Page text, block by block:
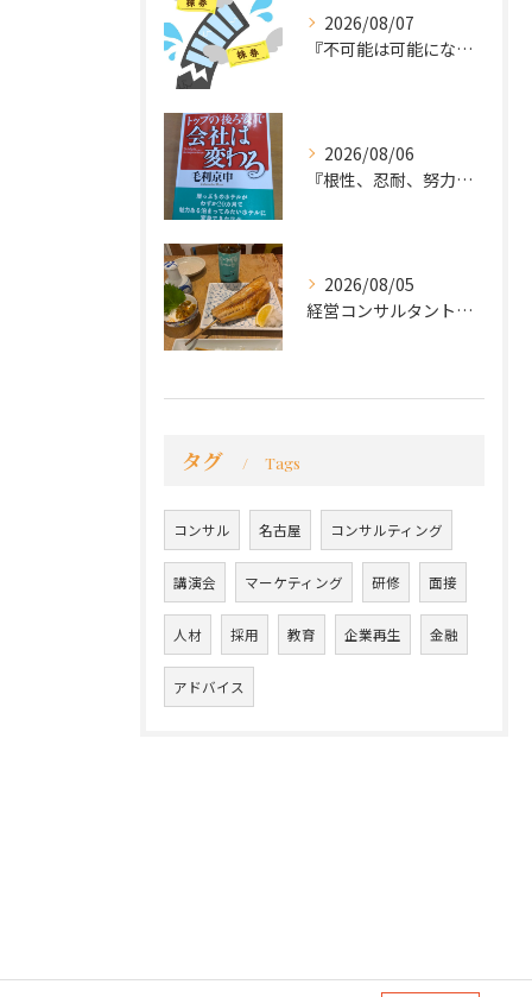
2026/08/07
『不可能は可能になる』
2026/08/06
『根性、忍耐、努力という言葉は死語なのか』
2026/08/05
経営コンサルタントのモーちゃん・毛利京申です。
タグ Tags
コンサル 名古屋 コンサルティング
講演会 マーケティング 研修 面接
人材 採用 教育 企業再生 金融
アドバイス